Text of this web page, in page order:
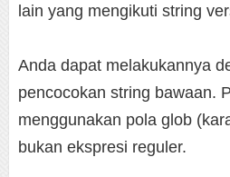
lain yang mengikuti string
Anda dapat melakukannya
pencocokan string bawaan.
menggunakan pola glob
bukan ekspresi reguler.